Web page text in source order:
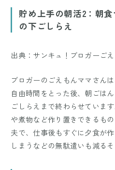
貯め上手の朝活2：朝
の下ごしらえ
出典：サンキュ！ブロガーご
ブロガーのごえもんママさん
自由時間をとった後、朝ごは
ごしらえまで終わらせていま
や煮物など作り置きできるも
夫で、仕事後もすぐに夕食が
しまうなどの無駄遣いも減るそ